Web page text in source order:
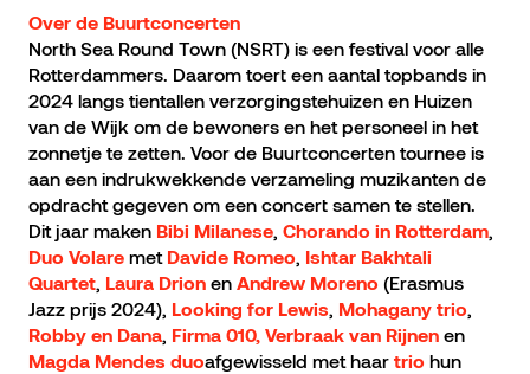
Over de Buurtconcerten
North Sea Round Town (NSRT) is een festival voor alle
Rotterdammers. Daarom toert een aantal topbands in
2024 langs tientallen verzorgingstehuizen en Huizen
van de Wijk om de bewoners en het personeel in het
zonnetje te zetten. Voor de Buurtconcerten tournee is
aan een indrukwekkende verzameling muzikanten de
opdracht gegeven om een concert samen te stellen.
Dit jaar maken Bibi Milanese, Chorando in Rotterdam,
Duo Volare met Davide Romeo, Ishtar Bakhtali
Quartet, Laura Drion en Andrew Moreno (Erasmus
Jazz prijs 2024), Looking for Lewis, Mohagany trio,
Robby en Dana, Firma 010, Verbraak van Rijnen en
Magda Mendes duoafgewisseld met haar trio hun